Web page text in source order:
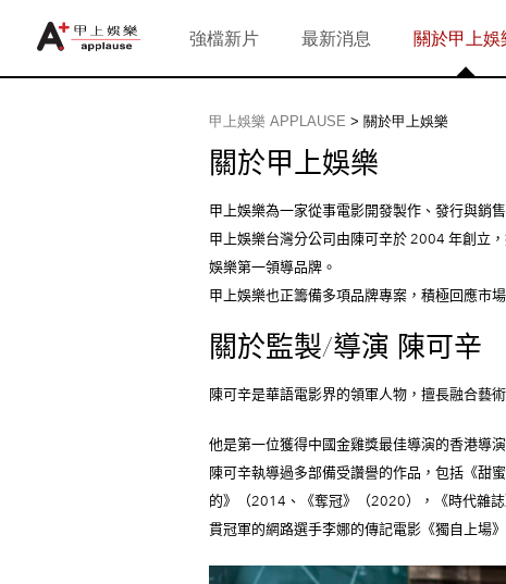
強檔新片 最新消息 關於甲上娛
甲上娛樂 APPLAUSE > 關於甲上娛樂
關於甲上娛樂
甲上娛樂為一家從事電影開發製作、發行與銷
甲上娛樂台灣分公司由陳可辛於 2004 年創立
娛樂第一領導品牌。
甲上娛樂也正籌備多項品牌專案，積極回應市
關於監製/導演 陳可辛
陳可辛是華語電影界的領軍人物，擅長融合藝
他是第一位獲得中國金雞獎最佳導演的香港導
陳可辛執導過多部備受讚譽的作品，包括《甜
的》（2014、《奪冠》（2020），《時代雜
貫冠軍的網路選手李娜的傳記電影《獨自上場